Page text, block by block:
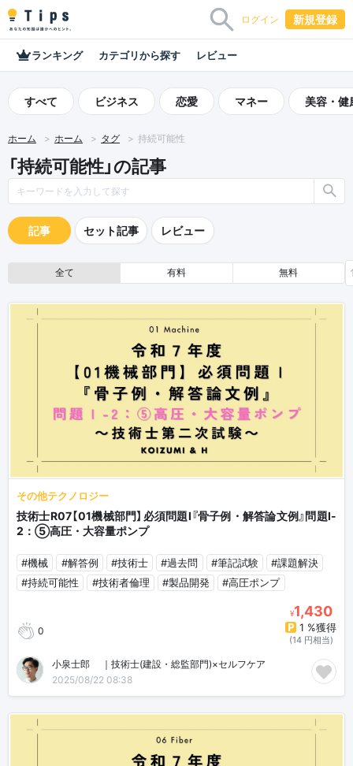
ログイン 新規登録
ランキング カテゴリから探す レビュー
すべて ビジネス 恋愛 マネー 美容・健
ホーム ホーム タグ 持続可能性
「持続可能性」の記事
記事 セット記事 レビュー
全て 有料 無料
その他テクノロジー
技術士R07【01機械部門】必須問題Ⅰ『骨子例・解答論文例』問題Ⅰ-
2：⑤高圧・大容量ポンプ
#機械 #解答例 #技術士 #過去問 #筆記試験
#課題解決
#持続可能性
#技術者倫理 #製品開発 #高圧ポンプ
0
¥1,430
1 %獲得
(14 円相当)
小泉士郎🎈｜技術士(建設・総監部門)×セルフケア
2025/08/22 08:38